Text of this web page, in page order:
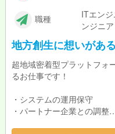
職種
ITエン
ンジニア
地方創生に想いがあ
超地域密着型プラットフォ
るお仕事です！
・システムの運用保守
・パートナー企業との調整